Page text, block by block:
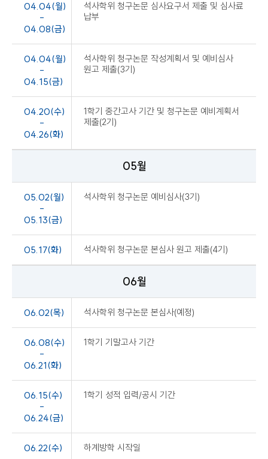
04.04(월)
-
04.08(금)
석사학위 청구논문 심사요구서 제출 및 심사료
납부
04.04(월)
-
04.15(금)
석사학위 청구논문 작성계획서 및 예비심사
원고 제출(3기)
04.20(수)
-
04.26(화)
1학기 중간고사 기간 및 청구논문 예비계획서
제출(2기)
05월
05.02(월)
-
05.13(금)
석사학위 청구논문 예비심사(3기)
05.17(화) 석사학위 청구논문 본심사 원고 제출(4기)
06월
06.02(목) 석사학위 청구논문 본심사(예정)
06.08(수)
-
06.21(화)
1학기 기말고사 기간
06.15(수)
-
06.24(금)
1학기 성적 입력/공시 기간
06.22(수) 하계방학 시작일